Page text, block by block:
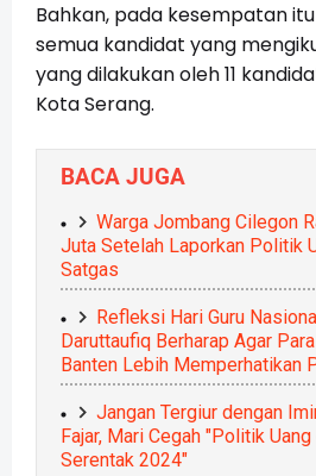
Bahkan, pada kesempatan
semua kandidat yang
yang dilakukan oleh 11
Kota Serang.
BACA JUGA
Warga Jombang Cilegon
Juta Setelah Laporkan Politik
Satgas
Refleksi Hari Guru
Daruttaufiq Berharap Agar
Banten Lebih Memperhatikan
Jangan Tergiur dengan
Fajar, Mari Cegah "Politik
Serentak 2024"